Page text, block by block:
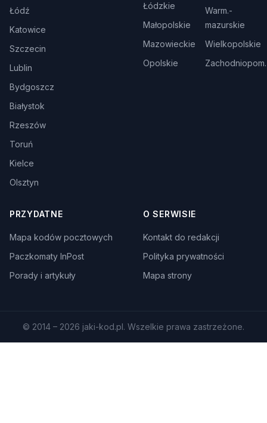
Łódź
Katowice
Szczecin
Lublin
Bydgoszcz
Białystok
Rzeszów
Toruń
Kielce
Olsztyn
Łódzkie
Małopolskie
Mazowieckie
Opolskie
Warm.-
mazurskie
Wielkopolskie
Zachodniopom.
PRZYDATNE
Mapa kodów pocztowych
Paczkomaty InPost
Porady i artykuły
O SERWISIE
Kontakt do redakcji
Polityka prywatności
Mapa strony
© 2014 – 2026 jaki-kod.pl. Wszelkie prawa zastrzeżone.